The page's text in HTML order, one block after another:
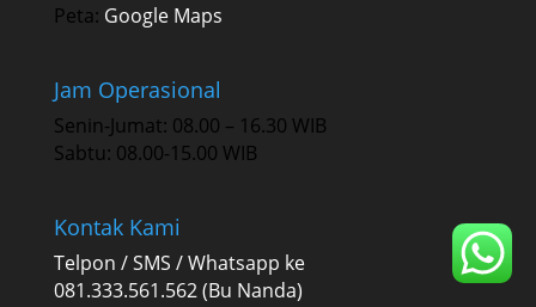
Peta: Google Maps
Jam Operasional
Senin-Jumat: 08.00 – 16.30 WIB
Sabtu: 08.00-15.00 WIB
Kontak Kami
Telpon / SMS / Whatsapp ke
081.333.561.562 (Bu Nanda)